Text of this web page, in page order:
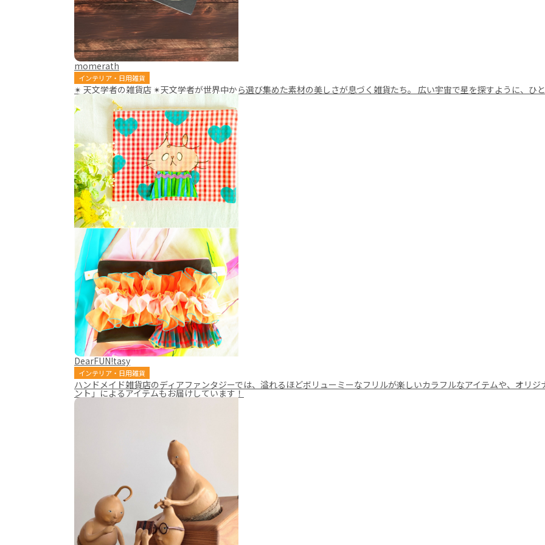
momerath
インテリア・日用雑貨
✴︎ 天文学者の雑貨店 ✴︎天文学者が世界中から選び集めた素材の美しさが息づく雑貨たち。 広い宇宙で星を探すように、ひ
DearFUN!tasy
インテリア・日用雑貨
ハンドメイド雑貨店のディアファンタジーでは、溢れるほどボリューミーなフリルが楽しいカラフルなアイテムや、オリ
ント」によるアイテムもお届けしています！